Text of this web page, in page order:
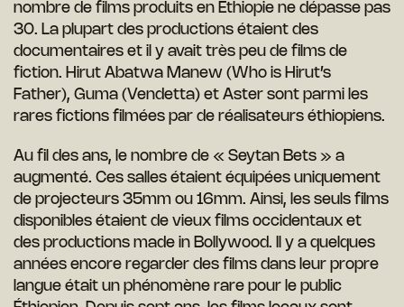
nombre de films produits en Ethiopie ne dépasse pas
30. La plupart des productions étaient des
documentaires et il y avait très peu de films de
fiction. Hirut Abatwa Manew (Who is Hirut’s
Father), Guma (Vendetta) et Aster sont parmi les
rares fictions filmées par de réalisateurs éthiopiens.
Au fil des ans, le nombre de « Seytan Bets » a
augmenté. Ces salles étaient équipées uniquement
de projecteurs 35mm ou 16mm. Ainsi, les seuls films
disponibles étaient de vieux films occidentaux et
des productions made in Bollywood. Il y a quelques
années encore regarder des films dans leur propre
langue était un phénomène rare pour le public